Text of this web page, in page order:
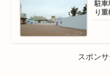
駐車
り
スポン